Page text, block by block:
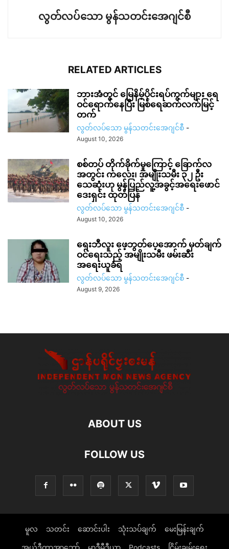
လွတ်လပ်သော မွန်သတင်းအေဂျင်စီ
RELATED ARTICLES
ဘားအံတွင် မြေနိမ့်ပိုင်းရပ်ကွက်များ ရေ
ဝင်ရောက်နေပြီး မြစ်ရေဆက်လက်မြင့်
တက်
လွတ်လပ်သော မွန်သတင်းအေဂျင်စီ -
August 10, 2026
စစ်တပ် တိုက်ခိုက်မှုကြောင့် ခြောက်လ
အတွင်း ကလေး၊ အမျိုးသမီး ၃၂ ဦး
သေဆုံးဟု မွန်ပြည်လူ့အခွင့်အရေးဖောင်
ဒေးရှင်း ထုတ်ပြန်
လွတ်လပ်သော မွန်သတင်းအေဂျင်စီ -
August 10, 2026
ရေးဘီလူး ဖေ့ဘွတ်ပေ့အောက် မှတ်ချက်
ဝင်ရေးသည့် အမျိုးသမီး ဖမ်းဆီး
အရေးယူခံရ
လွတ်လပ်သော မွန်သတင်းအေဂျင်စီ -
August 9, 2026
ABOUT US
FOLLOW US
မူလ သတင်း ဆောင်းပါး သုံးသပ်ချက် မေးမြန်းချက်